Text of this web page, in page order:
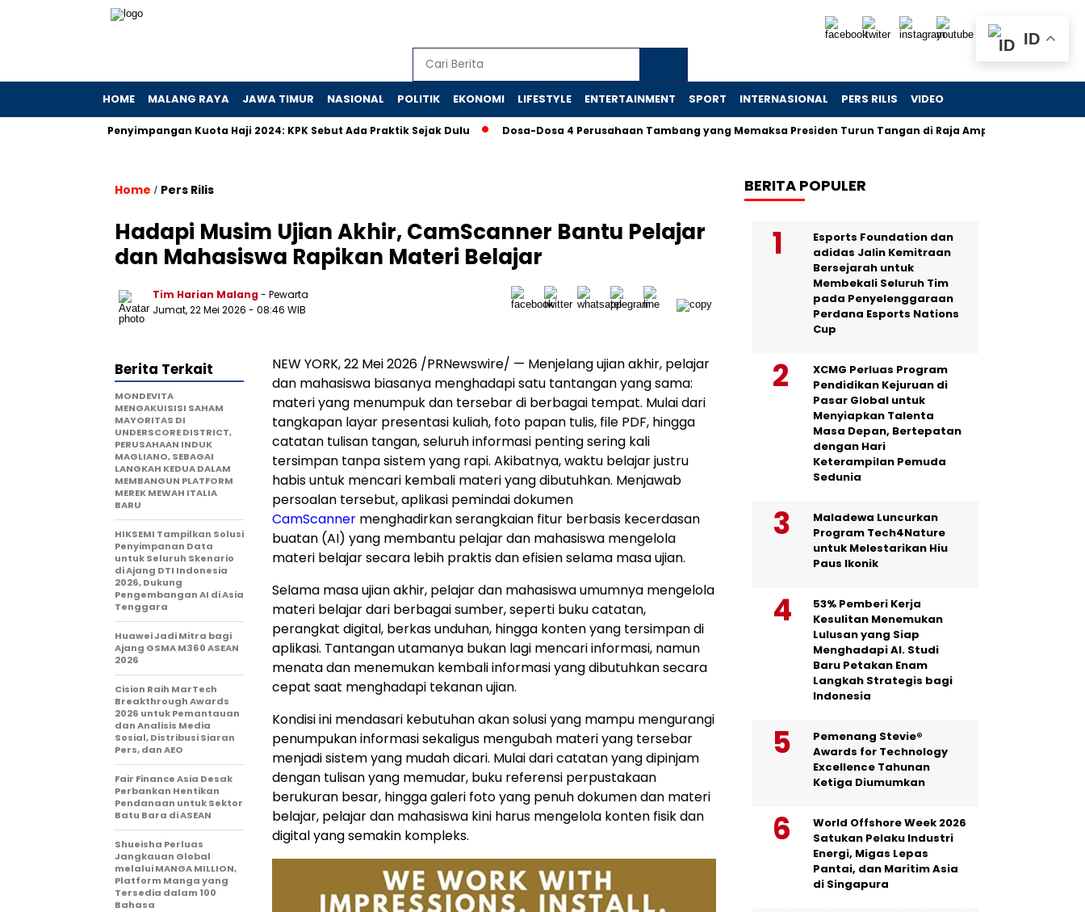
HOME MALANG RAYA JAWA TIMUR NASIONAL POLITIK EKONOMI LIFESTYLE ENTERTAINMENT SPORT INTERNASIONAL PERS RILIS VIDEO
Penyimpangan Kuota Haji 2024: KPK Sebut Ada Praktik Sejak Dulu Dosa-Dosa 4 Perusahaan Tambang yang Memaksa Presiden Turun Tangan di Raja Ampat
Home / Pers Rilis
Hadapi Musim Ujian Akhir, CamScanner Bantu Pelajar
dan Mahasiswa Rapikan Materi Belajar
Tim Harian Malang- Pewarta
Jumat, 22 Mei 2026 - 08:46 WIB
NEW YORK, 22 Mei 2026 /PRNewswire/ — Menjelang ujian akhir, pelajar
dan mahasiswa biasanya menghadapi satu tantangan yang sama:
materi yang menumpuk dan tersebar di berbagai tempat. Mulai dari
tangkapan layar presentasi kuliah, foto papan tulis, file PDF, hingga
catatan tulisan tangan, seluruh informasi penting sering kali
tersimpan tanpa sistem yang rapi. Akibatnya, waktu belajar justru
habis untuk mencari kembali materi yang dibutuhkan. Menjawab
persoalan tersebut, aplikasi pemindai dokumen
CamScanner menghadirkan serangkaian fitur berbasis kecerdasan
buatan (AI) yang membantu pelajar dan mahasiswa mengelola
materi belajar secara lebih praktis dan efisien selama masa ujian.
Selama masa ujian akhir, pelajar dan mahasiswa umumnya mengelola
materi belajar dari berbagai sumber, seperti buku catatan,
perangkat digital, berkas unduhan, hingga konten yang tersimpan di
aplikasi. Tantangan utamanya bukan lagi mencari informasi, namun
menata dan menemukan kembali informasi yang dibutuhkan secara
cepat saat menghadapi tekanan ujian.
Kondisi ini mendasari kebutuhan akan solusi yang mampu mengurangi
penumpukan informasi sekaligus mengubah materi yang tersebar
menjadi sistem yang mudah dicari. Mulai dari catatan yang dipinjam
dengan tulisan yang memudar, buku referensi perpustakaan
berukuran besar, hingga galeri foto yang penuh dokumen dan materi
belajar, pelajar dan mahasiswa kini harus mengelola konten fisik dan
digital yang semakin kompleks.
Berita Terkait
MONDEVITA
MENGAKUISISI SAHAM
MAYORITAS DI
UNDERSCORE DISTRICT,
PERUSAHAAN INDUK
MAGLIANO, SEBAGAI
LANGKAH KEDUA DALAM
MEMBANGUN PLATFORM
MEREK MEWAH ITALIA
BARU
HIKSEMI Tampilkan Solusi
Penyimpanan Data
untuk Seluruh Skenario
di Ajang DTI Indonesia
2026, Dukung
Pengembangan AI di Asia
Tenggara
Huawei Jadi Mitra bagi
Ajang GSMA M360 ASEAN
2026
Cision Raih MarTech
Breakthrough Awards
2026 untuk Pemantauan
dan Analisis Media
Sosial, Distribusi Siaran
Pers, dan AEO
Fair Finance Asia Desak
Perbankan Hentikan
Pendanaan untuk Sektor
Batu Bara di ASEAN
Shueisha Perluas
Jangkauan Global
melalui MANGA MILLION,
Platform Manga yang
Tersedia dalam 100
Bahasa
BERITA POPULER
Esports Foundation dan
adidas Jalin Kemitraan
Bersejarah untuk
Membekali Seluruh Tim
pada Penyelenggaraan
Perdana Esports Nations
Cup
XCMG Perluas Program
Pendidikan Kejuruan di
Pasar Global untuk
Menyiapkan Talenta
Masa Depan, Bertepatan
dengan Hari
Keterampilan Pemuda
Sedunia
Maladewa Luncurkan
Program Tech4Nature
untuk Melestarikan Hiu
Paus Ikonik
53% Pemberi Kerja
Kesulitan Menemukan
Lulusan yang Siap
Menghadapi AI. Studi
Baru Petakan Enam
Langkah Strategis bagi
Indonesia
Pemenang Stevie®
Awards for Technology
Excellence Tahunan
Ketiga Diumumkan
World Offshore Week 2026
Satukan Pelaku Industri
Energi, Migas Lepas
Pantai, dan Maritim Asia
di Singapura
ID